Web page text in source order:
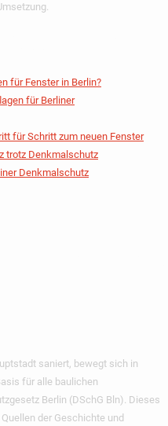
für Fenster in Berlin?
für Berliner
für Schritt zum neuen Fenster
trotz Denkmalschutz
Denkmalschutz
saniert, bewegt sich in
für alle baulichen
Berlin (DSchG Bln). Dieses
der Geschichte und